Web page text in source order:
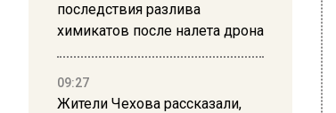
последствия разлива
химикатов после налета дрона
09:27
Жители Чехова рассказали,